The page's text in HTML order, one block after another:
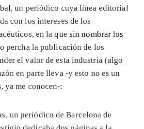
, un periódico cuya línea editorial
con los intereses de los
en la que sin nombrar los
percha la publicación de los
el valor de esta industria (algo
en parte lleva -y esto no es un
ya me conocen-:
un periódico de Barcelona de